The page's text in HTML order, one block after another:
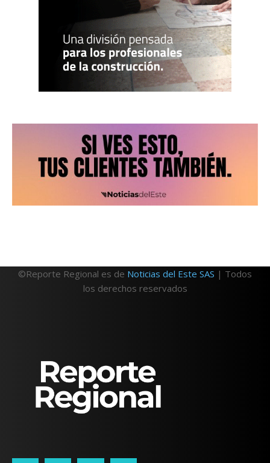
©Reporte Regional es de Noticias del Este SAS | Todos
los derechos reservados